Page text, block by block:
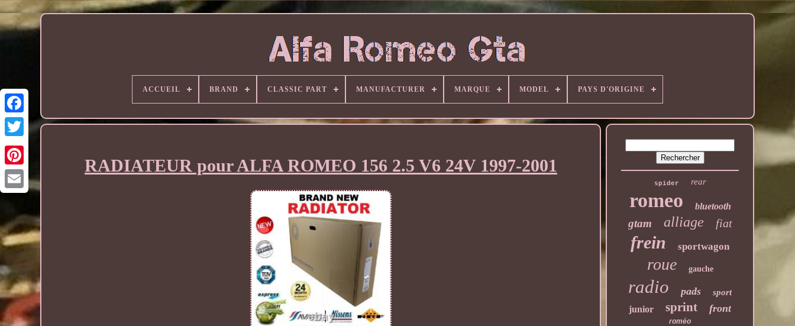
ACCUEIL BRAND CLASSIC PART MANUFACTURER MARQUE MODEL PAYS D'ORIGINE
RADIATEUR pour ALFA ROMEO 156 2.5 V6 24V 1997-2001
spider rear
romeo bluetooth
gtam alliage fiat
frein sportwagon
roue gauche
radio pads sport
junior sprint front
roméo